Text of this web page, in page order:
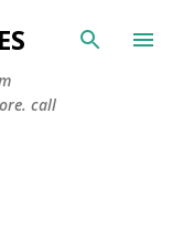
call